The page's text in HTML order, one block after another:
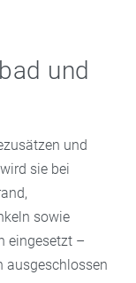
und
und
sie bei
sowie
eingesetzt –
ausgeschlossen